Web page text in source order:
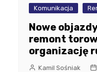
Komunikacja
Nowe
remont
organizację
Kamil Sośniak